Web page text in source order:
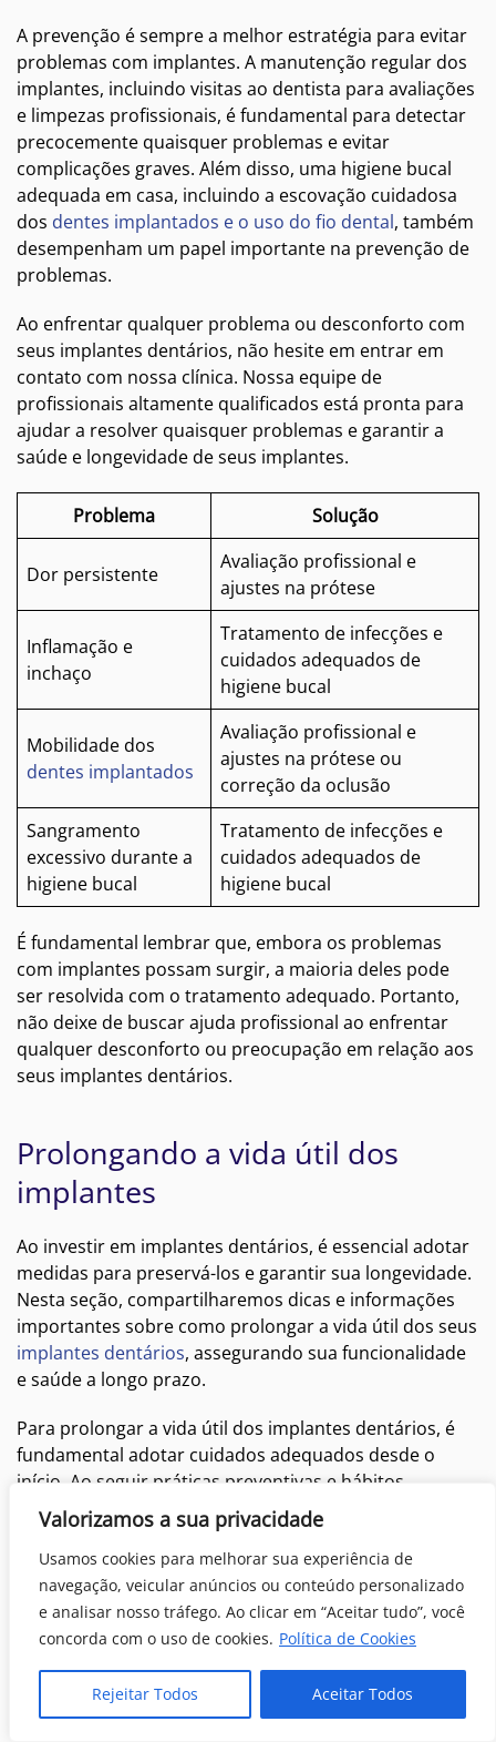
Valorizamos a sua privacidade
Usamos cookies para melhorar sua experiência de
navegação, veicular anúncios ou conteúdo personalizado
e analisar nosso tráfego. Ao clicar em “Aceitar tudo”, você
concorda com o uso de cookies. Política de Cookies
Rejeitar Todos Aceitar Todos
A prevenção é sempre a melhor estratégia para evitar
problemas com implantes. A manutenção regular dos
implantes, incluindo visitas ao dentista para avaliações
e limpezas profissionais, é fundamental para detectar
precocemente quaisquer problemas e evitar
complicações graves. Além disso, uma higiene bucal
adequada em casa, incluindo a escovação cuidadosa
dos dentes implantados e o uso do fio dental, também
desempenham um papel importante na prevenção de
problemas.
Ao enfrentar qualquer problema ou desconforto com
seus implantes dentários, não hesite em entrar em
contato com nossa clínica. Nossa equipe de
profissionais altamente qualificados está pronta para
ajudar a resolver quaisquer problemas e garantir a
saúde e longevidade de seus implantes.
Problema Solução
Dor persistente
Avaliação profissional e
ajustes na prótese
Inflamação e
inchaço
Tratamento de infecções e
cuidados adequados de
higiene bucal
Mobilidade dos
dentes implantados
Avaliação profissional e
ajustes na prótese ou
correção da oclusão
Sangramento
excessivo durante a
higiene bucal
Tratamento de infecções e
cuidados adequados de
higiene bucal
É fundamental lembrar que, embora os problemas
com implantes possam surgir, a maioria deles pode
ser resolvida com o tratamento adequado. Portanto,
não deixe de buscar ajuda profissional ao enfrentar
qualquer desconforto ou preocupação em relação aos
seus implantes dentários.
Prolongando a vida útil dos
implantes
Ao investir em implantes dentários, é essencial adotar
medidas para preservá-los e garantir sua longevidade.
Nesta seção, compartilharemos dicas e informações
importantes sobre como prolongar a vida útil dos seus
implantes dentários, assegurando sua funcionalidade
e saúde a longo prazo.
Para prolongar a vida útil dos implantes dentários, é
fundamental adotar cuidados adequados desde o
início. Ao seguir práticas preventivas e hábitos
saudáveis, você pode evitar problemas futuros e
desfrutar dos benefícios dos implantes por muitos
anos.